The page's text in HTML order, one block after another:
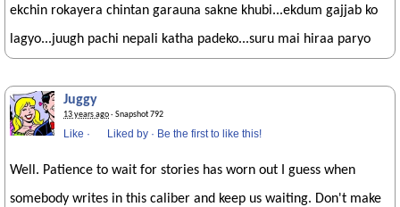
ekchin rokayera chintan garauna sakne khubi...ekdum gajjab ko
lagyo...juugh pachi nepali katha padeko...suru mai hiraa paryo
Juggy
13 years ago· Snapshot 792
Like · Liked by · Be the first to like this!
Well. Patience to wait for stories has worn out I guess when
somebody writes in this caliber and keep us waiting. Don't make